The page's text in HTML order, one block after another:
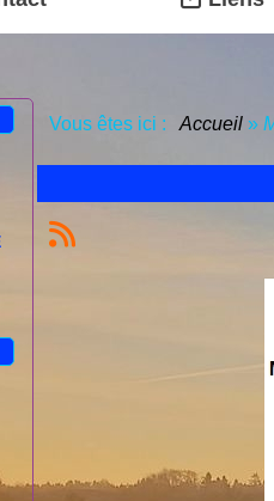
Vous êtes ici : Accueil »